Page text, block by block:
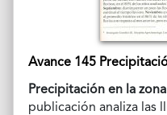
Avance 145
Precipitación en la
publicación analiza las